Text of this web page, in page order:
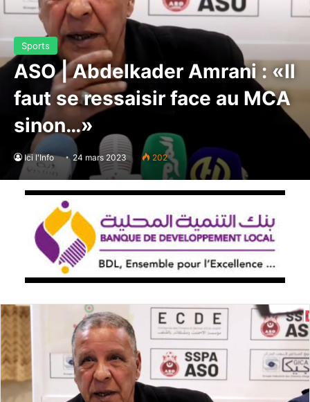
Sports
ASO | Abdelkader Amrani : «Il
faut se ressaisir face au MCA
sinon…»
Ici l'Info 24 mars 2023 202